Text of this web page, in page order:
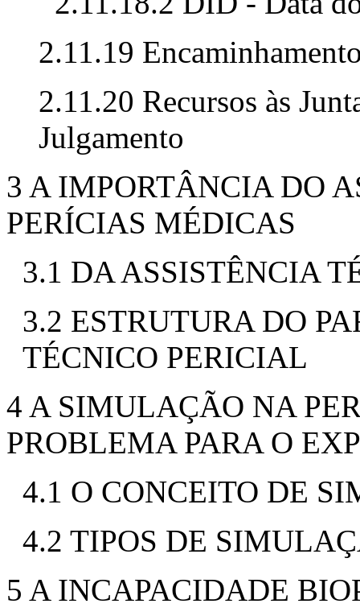
2.11.19
2.11.20 Recursos às
Julgamento
3 A IMPORTÂNCIA DO
PERÍCIAS MÉDICAS
3.1 DA ASSISTÊNCIA
3.2 ESTRUTURA DO
TÉCNICO PERICIAL
4 A SIMULAÇÃO NA
PROBLEMA PARA O
4.1 O CONCEITO DE
4.2 TIPOS DE
5 A INCAPACIDADE